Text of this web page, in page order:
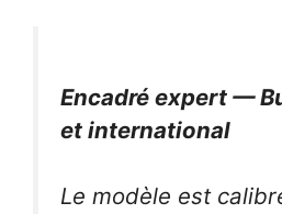
Encadré expert —
et international
Le modèle est